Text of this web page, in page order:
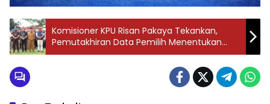
Komisioner KPU Risan Pakaya Tekankan,
Pemutakhiran Data Pemilih Menentukan
Kelancaran Tahapan Pilkada